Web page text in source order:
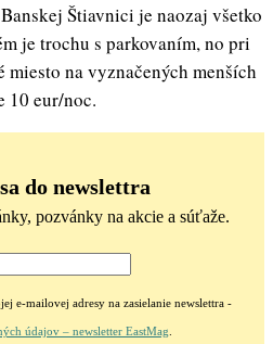
Štiavnici je naozaj všetko
je trochu s parkovaním, no pri
miesto na vyznačených menších
10 eur/noc.
do newslettra
pozvánky na akcie a súťaže.
e-mailovej adresy na zasielanie newslettra -
údajov – newsletter EastMag